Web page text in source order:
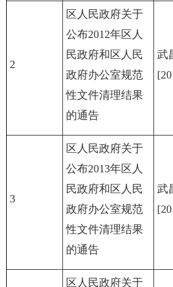
2
区人民政府关于
公布2012年区人
民政府和区人民
政府办公室规范
性文件清理结果
的通告
武
3
区人民政府关于
公布2013年区人
民政府和区人民
政府办公室规范
性文件清理结果
的通告
武
区人民政府关于